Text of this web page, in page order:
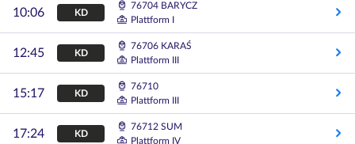
10:06 KD
76704 BARYCZ
Plattform I
12:45 KD
76706 KARAŚ
Plattform III
15:17 KD
76710
Plattform III
17:24 KD
76712 SUM
Plattform IV